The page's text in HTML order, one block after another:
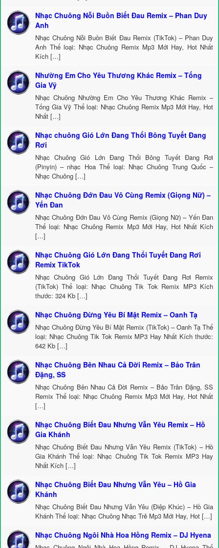
Nhạc Chuông Nỗi Buồn Biết Đau Remix – Phan Duy
Anh
Nhạc Chuông Nỗi Buồn Biết Đau Remix (TikTok) – Phan Duy
Anh Thể loại: Nhạc Chuông Remix Mp3 Mới Hay, Hot Nhất
Kích […]
Nhường Em Cho Yêu Thương Khác Remix – Tống
Gia Vỹ
Nhạc Chuông Nhường Em Cho Yêu Thương Khác Remix –
Tống Gia Vỹ Thể loại: Nhạc Chuông Remix Mp3 Mới Hay, Hot
Nhất […]
Nhạc chuông Gió Lớn Đang Thổi Bông Tuyết Đang
Rơi
Nhạc Chuông Gió Lớn Đang Thổi Bông Tuyết Đang Rơi
(Pinyin) – nhạc Hoa Thể loại: Nhạc Chuông Trung Quốc –
Nhạc Chuông […]
Nhạc Chuông Đớn Đau Vô Cùng Remix (Giọng Nữ) –
Yến Đan
Nhạc Chuông Đớn Đau Vô Cùng Remix (Giọng Nữ) – Yến Đan
Thể loại: Nhạc Chuông Remix Mp3 Mới Hay, Hot Nhất Kích
[…]
Nhạc Chuông Gió Lớn Đang Thổi Tuyết Đang Rơi
Remix TikTok
Nhạc Chuông Gió Lớn Đang Thổi Tuyết Đang Rơi Remix
(TikTok) Thể loại: Nhạc Chuông Tik Tok Remix MP3 Kích
thước: 324 Kb […]
Nhạc Chuông Đừng Yêu Bí Mật Remix – Oanh Tạ
Nhạc Chuông Đừng Yêu Bí Mật Remix (TikTok) – Oanh Tạ Thể
loại: Nhạc Chuông Tik Tok Remix MP3 Hay Nhất Kích thước:
642 Kb […]
Nhạc Chuông Bên Nhau Cả Đời Remix – Bảo Trân
Đặng, SS
Nhạc Chuông Bên Nhau Cả Đời Remix – Bảo Trân Đặng, SS
Remix Thể loại: Nhạc Chuông Remix Mp3 Mới Hay, Hot Nhất
[…]
Nhạc Chuông Biết Đau Nhưng Vẫn Yêu Remix – Hồ
Gia Khánh
Nhạc Chuông Biết Đau Nhưng Vẫn Yêu Remix (TikTok) – Hồ
Gia Khánh Thể loại: Nhạc Chuông Tik Tok Remix MP3 Hay
Nhất Kích […]
Nhạc Chuông Biết Đau Nhưng Vẫn Yêu – Hồ Gia
Khánh
Nhạc Chuông Biết Đau Nhưng Vẫn Yêu (Điệp Khúc) – Hồ Gia
Khánh Thể loại: Nhạc Chuông Nhạc Trẻ Mp3 Mới Hay, Hot […]
Nhạc Chuông Ngôi Nhà Hoa Hồng Remix – DJ Hyena